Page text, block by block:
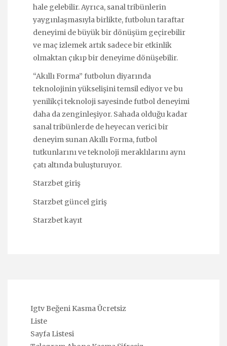
hale gelebilir. Ayrıca, sanal tribünlerin
yaygınlaşmasıyla birlikte, futbolun taraftar
deneyimi de büyük bir dönüşüm geçirebilir
ve maç izlemek artık sadece bir etkinlik
olmaktan çıkıp bir deneyime dönüşebilir.
“Akıllı Forma” futbolun diyarında
teknolojinin yükselişini temsil ediyor ve bu
yenilikçi teknoloji sayesinde futbol deneyimi
daha da zenginleşiyor. Sahada olduğu kadar
sanal tribünlerde de heyecan verici bir
deneyim sunan Akıllı Forma, futbol
tutkunlarını ve teknoloji meraklılarını aynı
çatı altında buluşturuyor.
Starzbet giriş
Starzbet güncel giriş
Starzbet kayıt
Igtv Beğeni Kasma Ücretsiz
Liste
Sayfa Listesi